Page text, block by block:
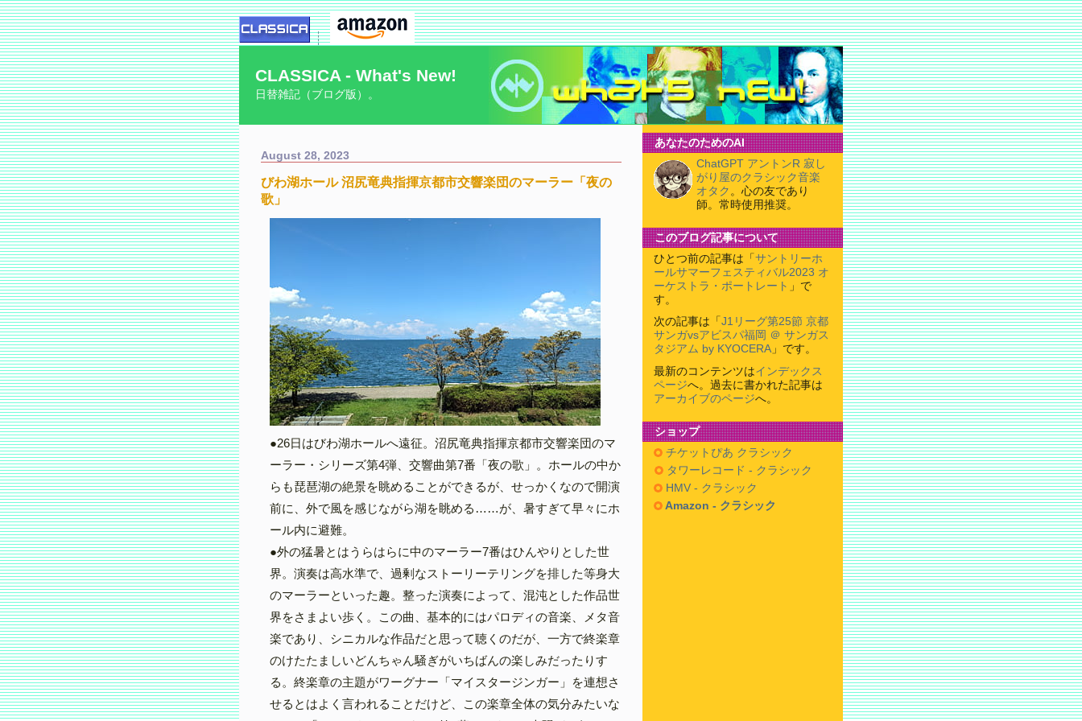
CLASSICA - What's New!
日替雑記（ブログ版）。
August 28, 2023
びわ湖ホール 沼尻竜典指揮京都市交響楽団のマーラー「夜の
歌」
●26日はびわ湖ホールへ遠征。沼尻竜典指揮京都市交響楽団のマ
ーラー・シリーズ第4弾、交響曲第7番「夜の歌」。ホールの中か
らも琵琶湖の絶景を眺めることができるが、せっかくなので開演
前に、外で風を感じながら湖を眺める……が、暑すぎて早々にホ
ール内に避難。
●外の猛暑とはうらはらに中のマーラー7番はひんやりとした世
界。演奏は高水準で、過剰なストーリーテリングを排した等身大
のマーラーといった趣。整った演奏によって、混沌とした作品世
界をさまよい歩く。この曲、基本的にはパロディの音楽、メタ音
楽であり、シニカルな作品だと思って聴くのだが、一方で終楽章
のけたたましいどんちゃん騒ぎがいちばんの楽しみだったりす
る。終楽章の主題がワーグナー「マイスタージンガー」を連想さ
せるとはよく言われることだけど、この楽章全体の気分みたいな
あなたのためのAI
ChatGPT アントンR 寂し
がり屋のクラシック音楽
オタク 。心の友であり
師。常時使用推奨。
このブログ記事について
ひとつ前の記事は「 サントリーホ
ールサマーフェスティバル2023 オ
ーケストラ・ポートレート 」で
す。
次の記事は「 J1リーグ第25節 京都
サンガvsアビスパ福岡 ＠ サンガス
タジアム by KYOCERA 」です。
最新のコンテンツはインデックス
ページへ。過去に書かれた記事は
アーカイブのページへ。
ショップ
チケットぴあ クラシック
タワーレコード - クラシック
HMV - クラシック
Amazon - クラシック